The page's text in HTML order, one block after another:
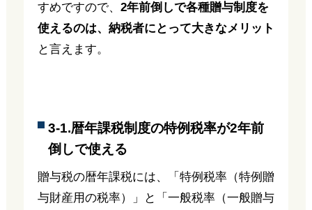
すめですので、 2年前倒しで各種贈与制度を
使えるのは、納税者にとって大きなメリット
と言えます。
3-1.暦年課税制度の特例税率が2年前
倒しで使える
贈与税の暦年課税には、「特例税率（特例贈
与財産用の税率）」と「一般税率（一般贈与